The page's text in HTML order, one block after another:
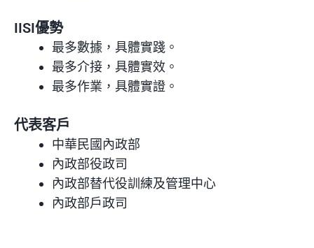
IISI優勢
最多數據，具體實踐。
最多介接，具體實效。
最多作業，具體實證。
代表客戶
中華民國內政部
內政部役政司
內政部替代役訓練及管理中心
內政部戶政司